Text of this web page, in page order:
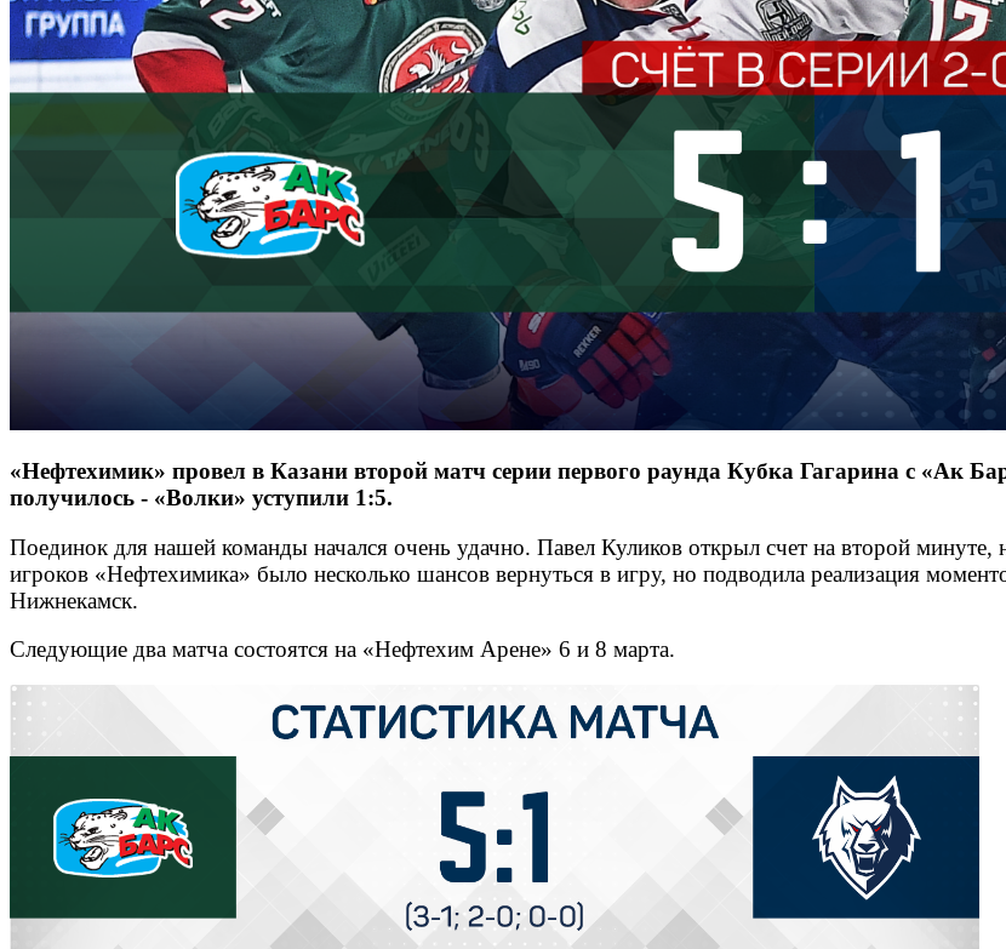
«Нефтехимик» провел в Казани второй матч серии первого раунда Кубка Гагарина с «Ак
получилось - «Волки» уступили 1:5.
Поединок для нашей команды начался очень удачно. Павел Куликов открыл счет на второй минуте,
игроков «Нефтехимика» было несколько шансов вернуться в игру, но подводила реализация
Нижнекамск.
Следующие два матча состоятся на «Нефтехим Арене» 6 и 8 марта.